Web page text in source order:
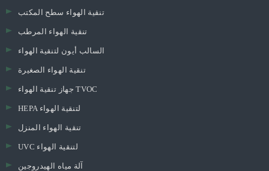
تنقية الهواء سطح المكتب
تنقية الهواء المرطب
السالب أيون لتنقية الهواء
تنقية الهواء الصغيرة
جهاز تنقية الهواء TVOC
HEPA لتنقية الهواء
تنقية الهواء المنزل
UVC لتنقية الهواء
آلة مياه الهيدروجين